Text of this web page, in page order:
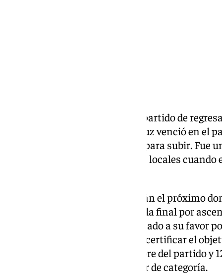
El Real Jaén está a tan solo un partido de
fútbol español. El cuadro andaluz venció en el
los favoritos de la competición para subir. Fue
que se decantó por el lado de los locales
Jiennenses y baleares se medirán el próximo
horas en el partido de vuelta de la final por
blanquimorados llevan el resultado a su favor
empate o la victoria para poder certificar el
con un ambiente digno del calibre del partido y
lagartos en su empeño por subir de categoría.